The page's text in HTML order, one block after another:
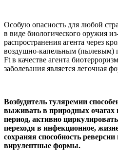
Особую опасность для любой
в виде биологического оружия
распространения агента через
воздушно-капельным (пылевым)
Ft в качестве агента
заболевания является легочная
Возбудитель туляремии
выживать в природных очагах
период, активно
переходя в инфекционное,
сохраняя способность
вирулентные формы.